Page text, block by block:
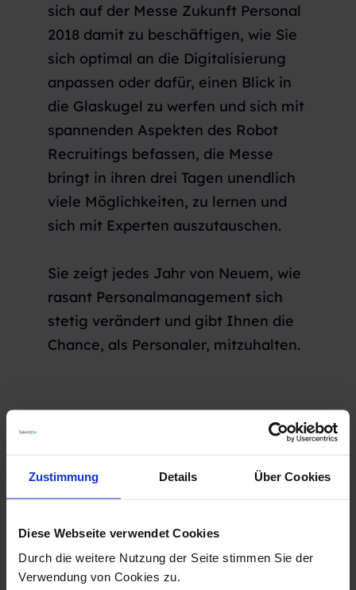
Zustimmung Details Über Cookies
Diese Webseite verwendet Cookies
Durch die weitere Nutzung der Seite stimmen Sie der
Verwendung von Cookies zu.
sich auf der Messe Zukunft Personal
2018 damit zu beschäftigen, wie Sie
sich optimal an die Digitalisierung
anpassen oder dafür, einen Blick in
die Glaskugel zu werfen und sich mit
spannenden Aspekten des Robot
Recruitings befassen, die Messe
bringt in ihren drei Tagen unendlich
viele Möglichkeiten, zu lernen und
sich mit Experten auszutauschen.
Sie zeigt jedes Jahr von Neuem, wie
rasant Personalmanagement sich
stetig verändert und gibt Ihnen die
Chance, als Personaler, mitzuhalten.